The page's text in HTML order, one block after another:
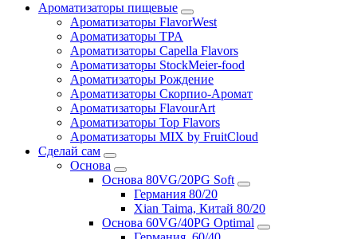
Ароматизаторы пищевые
Ароматизаторы FlavorWest
Ароматизаторы TPA
Ароматизаторы Capella Flavors
Ароматизаторы StockMeier-food
Ароматизаторы Рождение
Ароматизаторы Скорпио-Аромат
Ароматизаторы FlavourArt
Ароматизаторы Top Flavors
Ароматизаторы MIX by FruitCloud
Сделай сам
Основа
Основа 80VG/20PG Soft
Германия 80/20
Xian Taima, Китай 80/20
Основа 60VG/40PG Optimal